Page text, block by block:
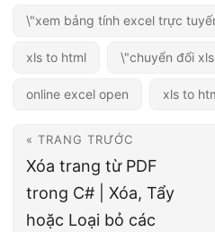
\"xem bảng tính excel trực
xls to html \"chuyển đổi
online excel open xls to
« TRANG TRƯỚC
Xóa trang từ PDF
trong C# | Xóa, Tẩy
hoặc Loại bỏ các